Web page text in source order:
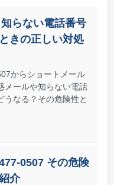
知らない電話番号
きの正しい対処
からショートメール
メールや知らない電話
うなる？その危険性と
0507 その危険
介